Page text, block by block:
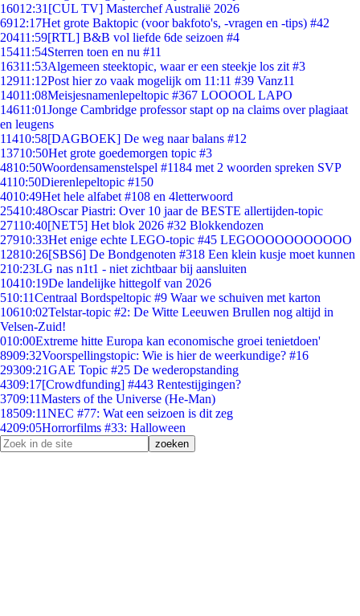
16012:31 [CUL TV] Masterchef Australië 2026
6912:17Het grote Baktopic (voor bakfoto's, -vragen en -tips) #42
20411:59[RTL] B&B vol liefde 6de seizoen #4
15411:54Sterren toen en nu #11
16311:53Algemeen steektopic, waar er een steekje los zit #3
12911:12Post hier zo vaak mogelijk om 11:11 #39 Vanz11
14011:08Meisjesnamenlepeltopic #367 LOOOOL LAPO
14611:01Jonge Cambridge professor stapt op na claims over plagiaat
en leugens
11410:58[DAGBOEK] De weg naar balans #12
13710:50Het grote goedemorgen topic #3
4810:50Woordensamenstelspel #1184 met 2 woorden spreken SVP
4110:50Dierenlepeltopic #150
4010:49Het hele alfabet #108 en 4letterwoord
25410:48Oscar Piastri: Over 10 jaar de BESTE allertijden-topic
27110:40[NET5] Het blok 2026 #32 Blokkendozen
27910:33Het enige echte LEGO-topic #45 LEGOOOOOOOOOOO
12810:26[SBS6] De Bondgenoten #318 Een klein kusje moet kunnen
210:23LG nas n1t1 - niet zichtbaar bij aansluiten
10410:19De landelijke hittegolf van 2026
510:11Centraal Bordspeltopic #9 Waar we schuiven met karton
10610:02Telstar-topic #2: De Witte Leeuwen Brullen nog altijd in
Velsen-Zuid!
010:00Extreme hitte Europa kan economische groei tenietdoen'
8909:32Voorspellingstopic: Wie is hier de weerkundige? #16
29309:21GAE Topic #25 De wederopstanding
4309:17[Crowdfunding] #443 Rentestijgingen?
3709:11Masters of the Universe (He-Man)
18509:11NEC #77: Wat een seizoen is dit zeg
4209:05Horrorfilms #33: Halloween